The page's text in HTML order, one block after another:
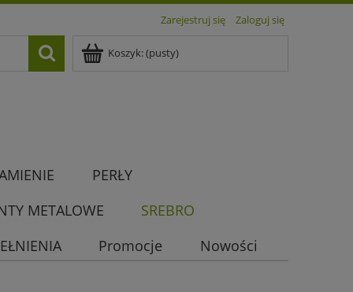
Zarejestruj się Zaloguj się
Koszyk:(pusty)
PERŁY
METALOWE
SREBRO
Promocje Nowości